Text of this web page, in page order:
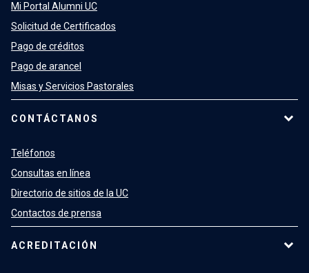
Mi Portal Alumni UC
Solicitud de Certificados
Pago de créditos
Pago de arancel
Misas y Servicios Pastorales
CONTÁCTANOS
Teléfonos
Consultas en línea
Directorio de sitios de la UC
Contactos de prensa
ACREDITACIÓN